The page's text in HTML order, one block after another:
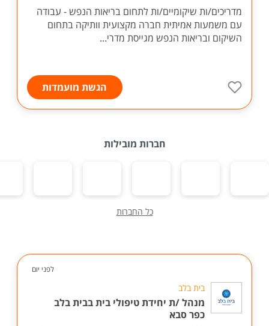
מדריכים/ות שיקומיים/ות לתחום בריאות הנפש - עבודה
עם משמעות אמיתית חברה מקצועית וותיקה בתחום
השיקום ובריאות הנפש מגייסת מדרי...
הגשת מועמדות
חברות מובילות
כל החברות
לפני יום
בית בלב
מנהל /ת יחידת טיפולי בית בבית בלב
כפר סבא